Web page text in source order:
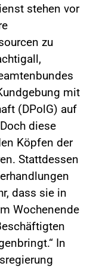
stehen vor
zu
mit
(DPolG) auf
diese
Köpfen der
Stattdessen
dass sie in
Wochenende
In